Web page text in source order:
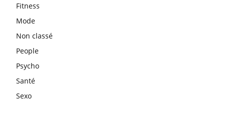
Fitness
Mode
Non classé
People
Psycho
Santé
Sexo